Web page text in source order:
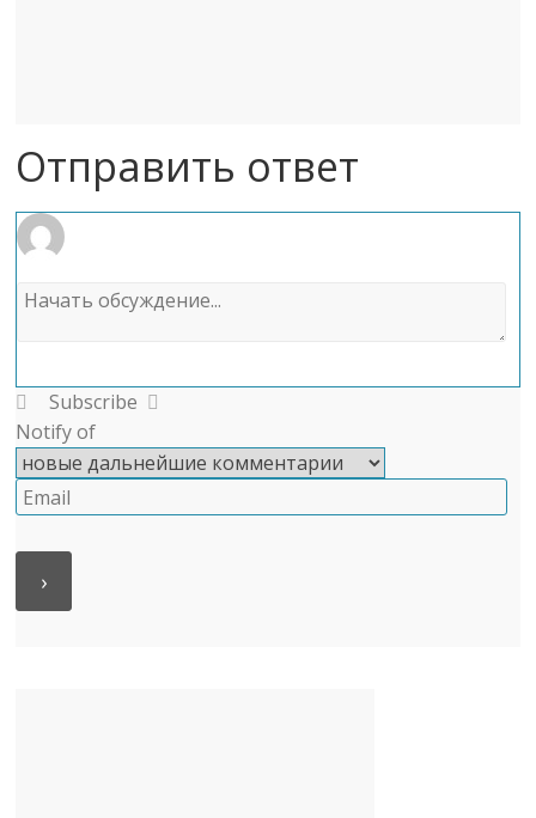
Отправить ответ
Subscribe
Notify of